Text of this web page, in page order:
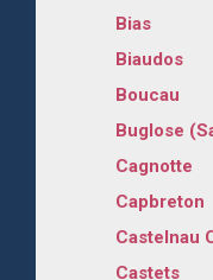
Bias
Biaudos
Boucau
Buglose
Cagnotte
Capbreton
Castelnau
Castets